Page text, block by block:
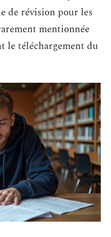
de révision pour les
mentionnée
le téléchargement du